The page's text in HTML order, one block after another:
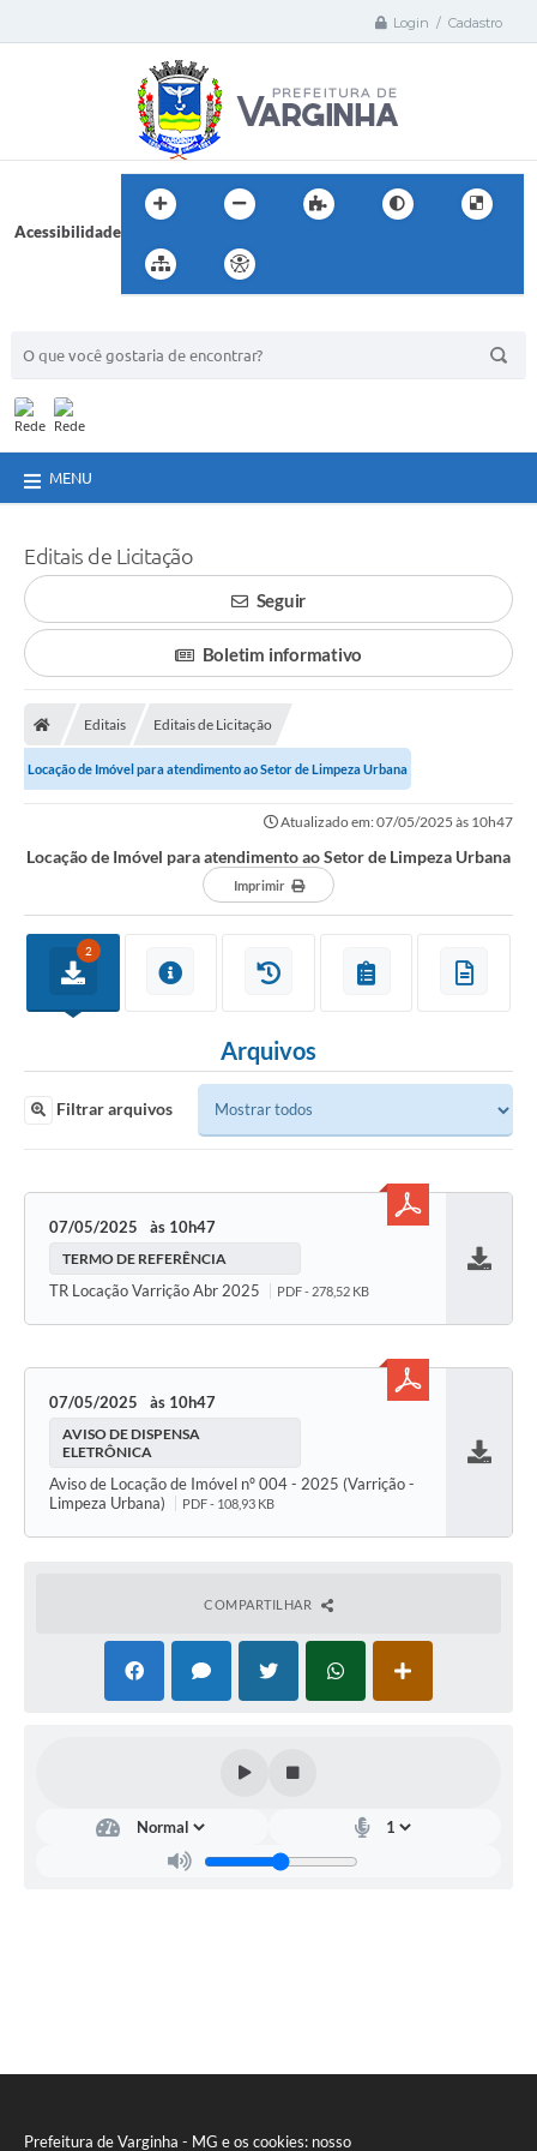
Prefeitura de Varginha - MG e os cookies: nosso
Login / Cadastro
Acessibilidade
MENU
Editais de Licitação
Seguir
Boletim informativo
Editais Editais de Licitação
Locação de Imóvel para atendimento ao Setor de Limpeza Urbana
Atualizado em: 07/05/2025 às 10h47
Locação de Imóvel para atendimento ao Setor de Limpeza Urbana
Imprimir
2
Arquivos
Filtrar arquivos
07/05/2025 10h47
TERMO DE REFERÊNCIA
TR Locação Varrição Abr 2025 PDF - 278,52 KB
07/05/2025 10h47
AVISO DE DISPENSA
ELETRÔNICA
Aviso de Locação de Imóvel nº 004 - 2025 (Varrição -
Limpeza Urbana)
PDF - 108,93 KB
COMPARTILHAR